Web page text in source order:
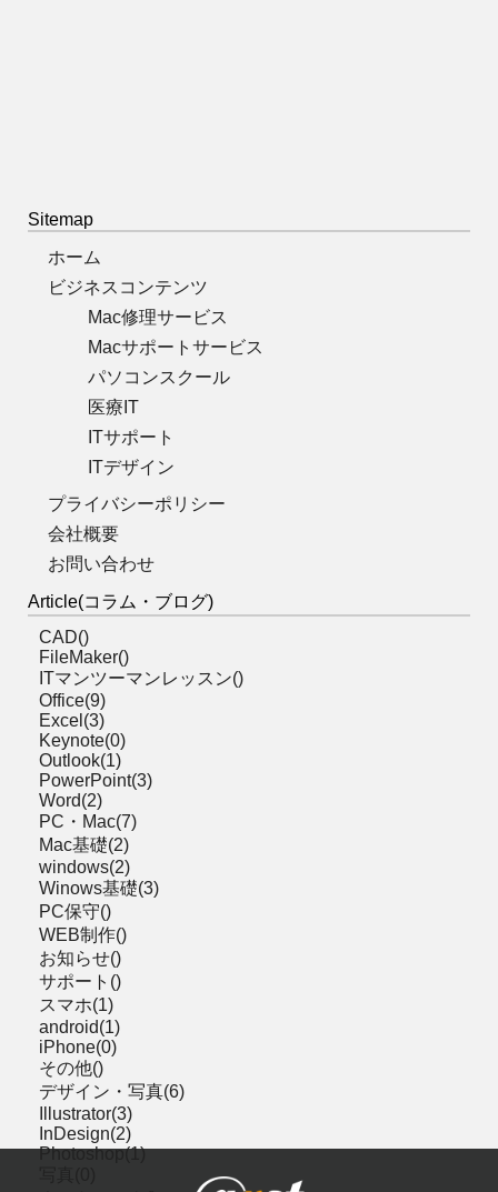
Sitemap
ホーム
ビジネスコンテンツ
Mac修理サービス
Macサポートサービス
パソコンスクール
医療IT
ITサポート
ITデザイン
プライバシーポリシー
会社概要
お問い合わせ
Article(コラム・ブログ)
CAD()
FileMaker()
ITマンツーマンレッスン()
Office(9)
Excel(3)
Keynote(0)
Outlook(1)
PowerPoint(3)
Word(2)
PC・Mac(7)
Mac基礎(2)
windows(2)
Winows基礎(3)
PC保守()
WEB制作()
お知らせ()
サポート()
スマホ(1)
android(1)
iPhone(0)
その他()
デザイン・写真(6)
Illustrator(3)
InDesign(2)
Photoshop(1)